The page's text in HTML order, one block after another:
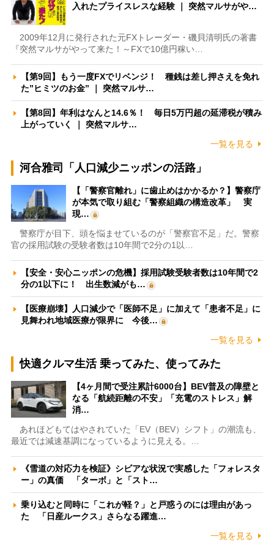
入れたプライスレスな経験 ｜ 突然マルサがや…
2009年12月に発行された元FXトレーダー・磯貝清明氏の著書
『突然マルサがやって来た！～FXで10億円稼い…
【第9回】もう一度FXでリベンジ！ 種銭は差し押さえを免れ
た”ヒミツのお金” ｜ 突然マルサ…
【第8回】年利はなんと14.6％！ 毎日5万円超の延滞税が積み
上がっていく ｜ 突然マルサ…
一覧を見る
河合雅司「人口減少ニッポンの活路」
【「警察官離れ」に歯止めはかかるか？】警察庁
が本気で取り組む「警察組織の構造改革」 実
現…
警察庁が目下、頭を悩ませているのが「警察官不足」だ。警察
官の採用試験の受験者数は10年間で2分の1以…
【安全・安心ニッポンの危機】採用試験受験者数は10年間で2
分の1以下に！ 出生数減がも…
【医療崩壊】人口減少で「医師不足」に加えて「患者不足」に
見舞われ地域医療が限界に 今後…
一覧を見る
快適クルマ生活 乗ってみた、使ってみた
【4ヶ月間で受注累計6000台】BEV普及の障壁と
なる「航続距離の不安」「充電のストレス」解
消…
あれほどもてはやされていた「EV（BEV）シフト」の潮流も、
最近では減速基調になっているように見える。…
《雪道の対応力を検証》シビアな状況で実感した「フォレスタ
ー」の真価 「ターボ」と「スト…
乗り込むと同時に「これが軽？」と戸惑うのには理由があっ
た 「日産ルークス」さらなる躍進…
一覧を見る